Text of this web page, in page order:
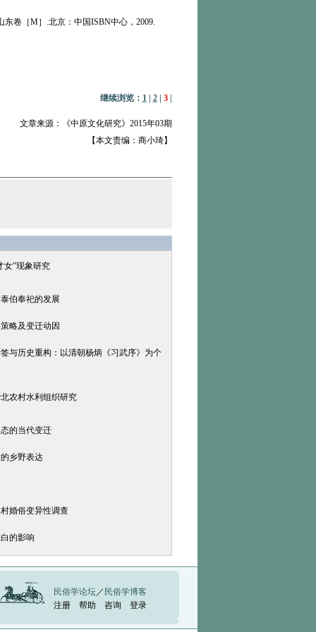
卷［M］.北京：中国ISBN中心，2009.
继续浏览： 1| 2| 3|
文章来源：《中原文化研究》2015年03期
【本文责编：商小琦】
女”现象研究
伯奉祀的发展
略及变迁动因
与历史重构：以清朝杨炳《习武序》为个
农村水利组织研究
的当代变迁
乡野表达
婚俗变异性调查
的影响
民俗学论坛／ 民俗学博客
注册
帮助 咨询 登录